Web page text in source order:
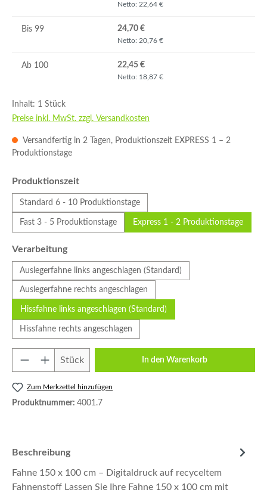
Netto: 22,64 €
Bis 99 24,70 €
Netto: 20,76 €
Ab 100 22,45 €
Netto: 18,87 €
Inhalt: 1 Stück
Preise inkl. MwSt. zzgl. Versandkosten
Versandfertig in 2 Tagen, Produktionszeit EXPRESS 1 – 2
Produktionstage
Produktionszeitauswählen
Standard 6 - 10 Produktionstage
Fast 3 - 5 Produktionstage Express 1 - 2 Produktionstage
Verarbeitungauswählen
Auslegerfahne links angeschlagen (Standard)
Auslegerfahne rechts angeschlagen
Hissfahne links angeschlagen (Standard)
Hissfahne rechts angeschlagen
Produkt Anzahl: Gib den gewünschten
Stück In den Warenkorb
Zum Merkzettel hinzufügen
Produktnummer: 4001.7
Beschreibung
Fahne 150 x 100 cm – Digitaldruck auf recyceltem
Fahnenstoff Lassen Sie Ihre Fahne 150 x 100 cm mit